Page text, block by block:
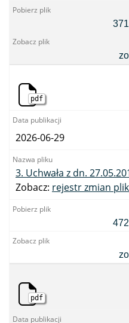
z
18.03.2013
pdf
2026-06-29
3. Uchwała z dn.
Zobacz: rejestr zmian
z
27.05.2013
pdf